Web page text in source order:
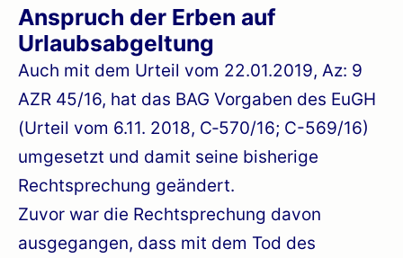
Anspruch der Erben auf
Urlaubsabgeltung
Auch mit dem Urteil vom 22.01.2019, Az: 9
AZR 45/16, hat das BAG Vorgaben des EuGH
(Urteil vom 6.11. 2018, C‑570/16; C-569/16)
umgesetzt und damit seine bisherige
Rechtsprechung geändert.
Zuvor war die Rechtsprechung davon
ausgegangen, dass mit dem Tod des